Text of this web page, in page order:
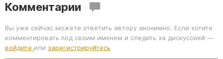
Комментарии
Вы уже сейчас можете ответить автору анонимно. Если хотите
комментировать под своим именем и следить за дискуссией —
войдите или зарегистрируйтесь